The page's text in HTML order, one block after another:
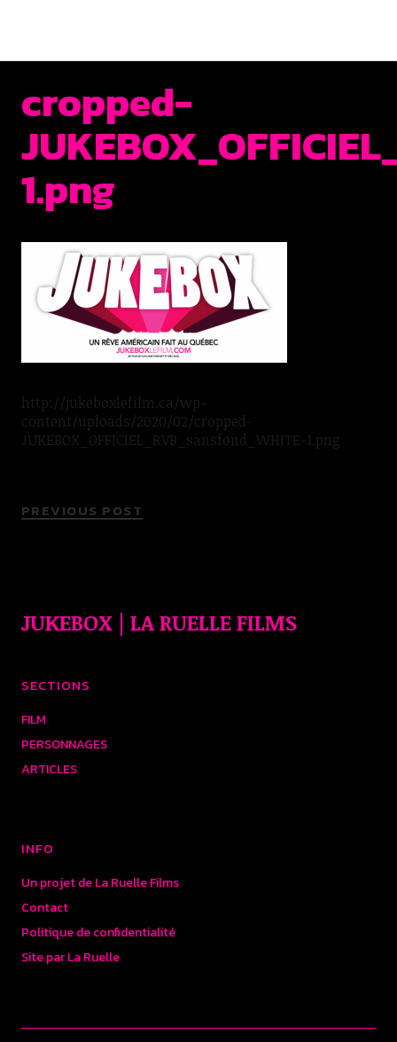
cropped-
1.png
http://jukeboxlefilm.ca/wp-
content/uploads/2020/02/cropped-
JUKEBOX_OFFICIEL_RVB_sansfond_WHITE-1.png
PREVIOUS POST
JUKEBOX | LA RUELLE FILMS
SECTIONS
FILM
PERSONNAGES
ARTICLES
INFO
Un projet de La Ruelle Films
Contact
Politique de confidentialité
Site par La Ruelle